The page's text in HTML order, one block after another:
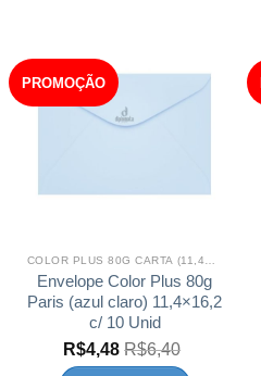
PROMOÇÃO
Envelope Color Plus 80g
Paris (azul claro) 11,4×16,2
c/ 10 Unid
R$4,48 R$6,40